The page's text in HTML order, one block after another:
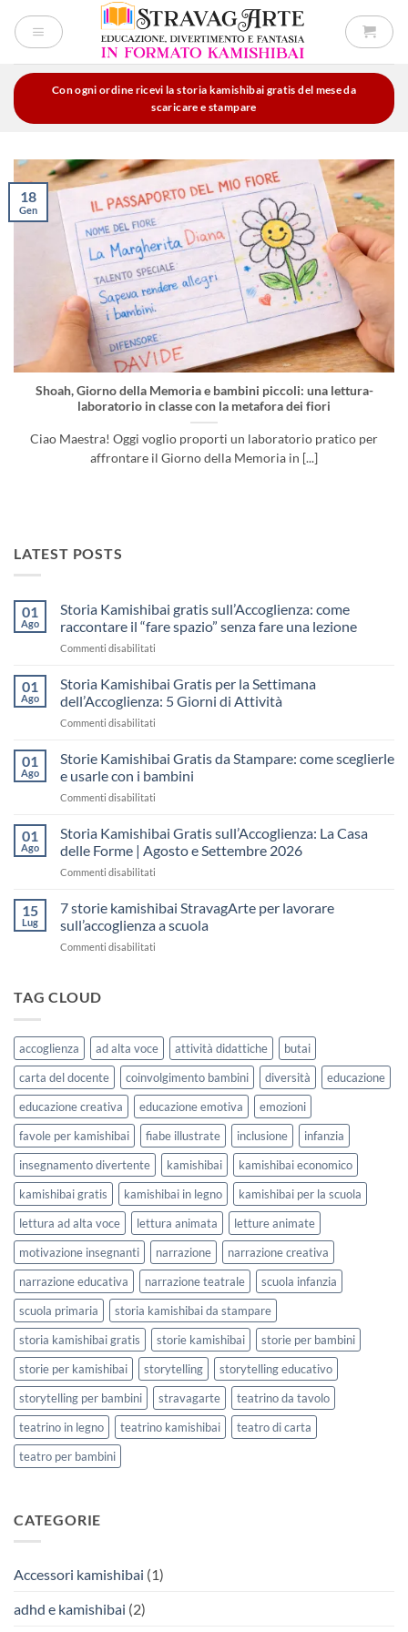
Con ogni ordine ricevi la storia kamishibai gratis del mese da
scaricare e stampare
Shoah, Giorno della Memoria e bambini piccoli: una lettura-
laboratorio in classe con la metafora dei fiori
Ciao Maestra! Oggi voglio proporti un laboratorio pratico per
affrontare il Giorno della Memoria in [...]
18
Gen
LATEST POSTS
01
Ago
Storia Kamishibai gratis sull’Accoglienza: come
raccontare il “fare spazio” senza fare una lezione
Commenti disabilitati
Kamishibai
sull’Accoglienza:
il
“fare
una
lezione
01
Ago
Storia Kamishibai Gratis per la Settimana
dell’Accoglienza: 5 Giorni di Attività
Commenti disabilitati
Kamishibai
per
dell’Accoglienza:
Giorni
01
Ago
Storie Kamishibai Gratis da Stampare: come sceglierle
e usarle con i bambini
Commenti disabilitati
Kamishibai
da
sceglierle
01
Ago
Storia Kamishibai Gratis sull’Accoglienza: La Casa
delle Forme | Agosto e Settembre 2026
Commenti disabilitati
Kamishibai
sull’Accoglienza:
Settembre
2026
15
Lug
7 storie kamishibai StravagArte per lavorare
sull’accoglienza a scuola
Commenti disabilitati
lavorare
sull’accoglienza
a
scuola
TAG CLOUD
accoglienza ad alta voce attività didattiche
butai
carta del docente
coinvolgimento bambini diversità
educazione
educazione creativa
educazione emotiva
emozioni
favole per kamishibai
fiabe illustrate inclusione
infanzia
insegnamento divertente
kamishibai
kamishibai economico
kamishibai gratis
kamishibai in legno
kamishibai per la scuola
lettura ad alta voce
lettura animata
letture animate
motivazione insegnanti
narrazione
narrazione creativa
narrazione educativa
narrazione teatrale
scuola infanzia
scuola primaria
storia kamishibai da stampare
storia kamishibai gratis
storie kamishibai
storie per bambini
storie per kamishibai
storytelling
storytelling educativo
storytelling per bambini
stravagarte
teatrino da tavolo
teatrino in legno
teatrino kamishibai
teatro di carta
teatro per bambini
CATEGORIE
Accessori kamishibai (1)
adhd e kamishibai (2)